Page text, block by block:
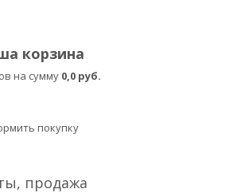
корзина
на сумму 0,0 руб.
покупку
продажа